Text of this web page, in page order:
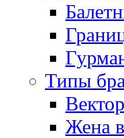
Типы
Жена